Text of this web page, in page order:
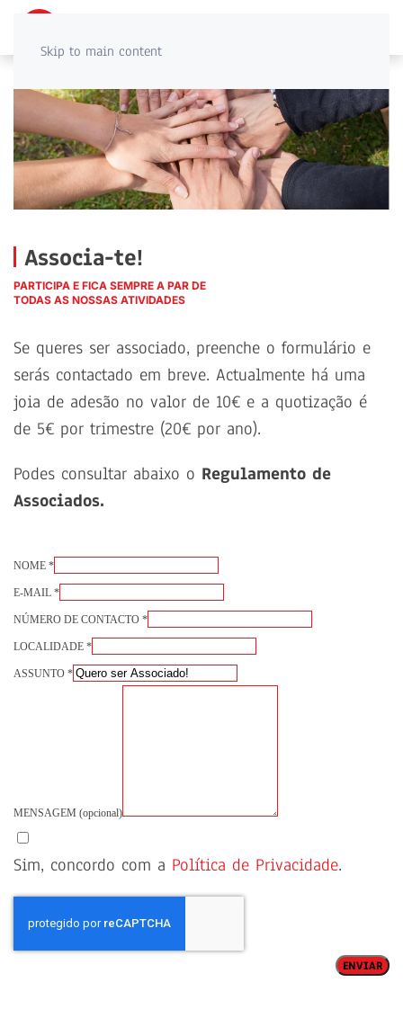
Skip to main content
Associa-te!
PARTICIPA E FICA SEMPRE A PAR DE
TODAS AS NOSSAS ATIVIDADES
Se queres ser associado, preenche o formulário e
serás contactado em breve. Actualmente há uma
joia de adesão no valor de 10€ e a quotização é
de 5€ por trimestre (20€ por ano).
Podes consultar abaixo o Regulamento de
Associados.
NOME *
E-MAIL *
NÚMERO DE CONTACTO *
LOCALIDADE *
ASSUNTO *
MENSAGEM (opcional)
Sim, concordo com a Política de Privacidade.
ENVIAR